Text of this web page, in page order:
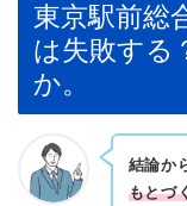
東京駅前総
は失敗する
か。
結論か
もとづ